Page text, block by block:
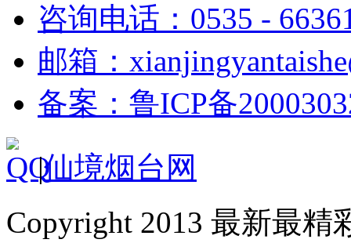
咨询电话：0535 -
邮箱：
备案：鲁ICP备
|仙境烟台网
Copyright 2013 最新最